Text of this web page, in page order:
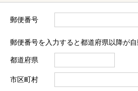
郵便番号
郵便番号を入力すると都道府県以降が自
都道府県
市区町村